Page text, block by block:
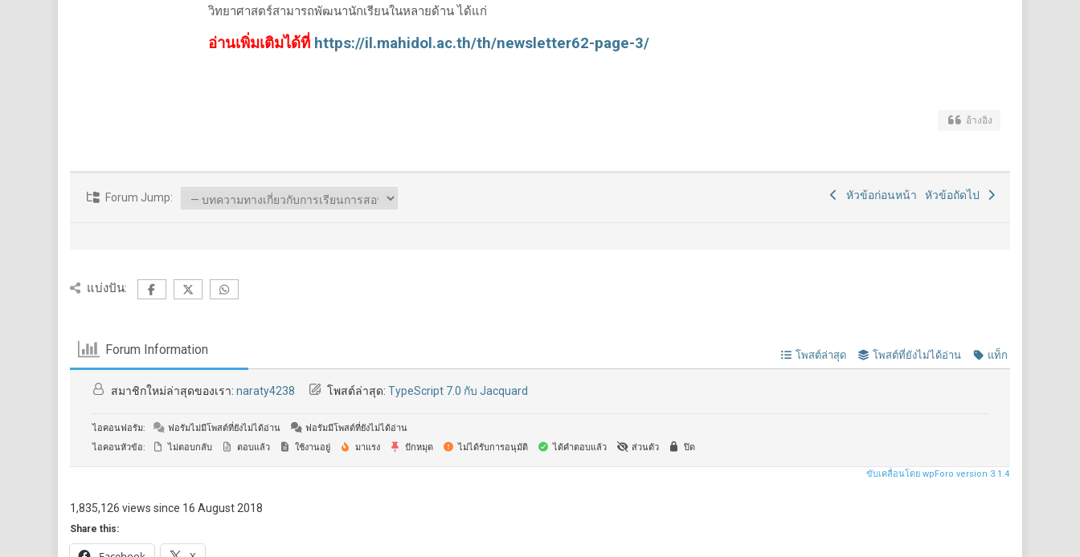
วิทยาศาสตร์สามารถพัฒนานักเรียนในหลายด้าน ได้แก่
อ่านเพิ่มเติมได้ที่ https://il.mahidol.ac.th/th/newsletter62-page-3/
อ้างอิง
Forum Jump: หัวข้อก่อนหน้า หัวข้อถัดไป
แบ่งปัน:
Forum Information โพสต์ล่าสุด โพสต์ที่ยังไม่ได้อ่าน แท็ก
สมาชิกใหม่ล่าสุดของเรา: naraty4238 โพสต์ล่าสุด: TypeScript 7.0 กับ Jacquard
ไอคอนฟอรัม: ฟอรัมไม่มีโพสต์ที่ยังไม่ได้อ่าน
ฟอรัมมีโพสต์ที่ยังไม่ได้อ่าน
ไอคอนหัวข้อ:
ไม่ตอบกลับ ตอบแล้ว ใช้งานอยู่ มาแรง ปักหมุด ไม่ได้รับการอนุมัติ ได้คำตอบแล้ว ส่วนตัว ปิด
ขับเคลื่อนโดย wpForo version 3.1.4
1,835,126 views since 16 August 2018
Share this: